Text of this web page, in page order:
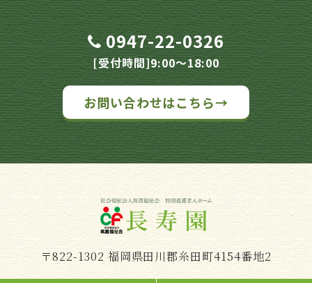
0947-22-0326
[受付時間]9:00～18:00
お問い合わせはこちら→
〒822-1302 福岡県田川郡糸田町4154番地2